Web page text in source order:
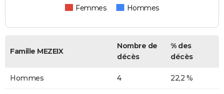
Femmes Hommes
Famille MEZEIX
Nombre de
décès
% des
décès
Hommes 4 22,2 %